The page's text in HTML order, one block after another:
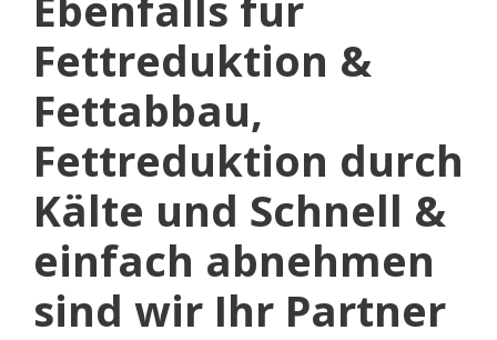
Fettreduktion &
Fettabbau,
Fettreduktion durch
Kälte und Schnell &
einfach abnehmen
sind wir Ihr Partner